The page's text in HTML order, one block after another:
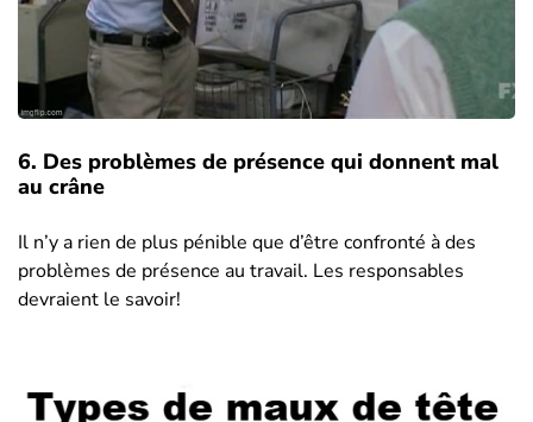
6. Des problèmes de présence qui donnent mal
au crâne
Il n’y a rien de plus pénible que d’être confronté à des
problèmes de présence au travail. Les responsables
devraient le savoir!